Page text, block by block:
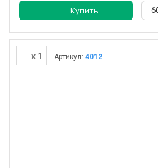
Купить
x 1 Артикул: 4012